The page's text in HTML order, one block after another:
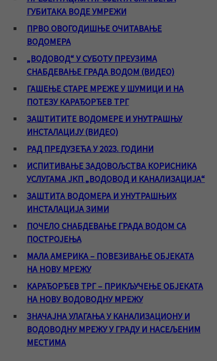
ГУБИТАКА ВОДЕ УМРЕЖИ
ПРВО ОВОГОДИШЊЕ ОЧИТАВАЊЕ
ВОДОМЕРА
„ВОДОВОД“ У СУБОТУ ПРЕУЗИМА
СНАБДЕВАЊЕ ГРАДА ВОДОМ (ВИДЕО)
ГАШЕЊЕ СТАРЕ МРЕЖЕ У ШУМИЦИ И НА
ПОТЕЗУ КАРАЂОРЂЕВ ТРГ
ЗАШТИТИТЕ ВОДОМЕРЕ И УНУТРАШЊУ
ИНСТАЛАЦИЈУ (ВИДЕО)
РАД ПРЕДУЗЕЋА У 2023. ГОДИНИ
ИСПИТИВАЊЕ ЗАДОВОЉСТВА КОРИСНИКА
УСЛУГАМА ЈКП „ВОДОВОД И КАНАЛИЗАЦИЈА“
ЗАШТИТА ВОДОМЕРА И УНУТРАШЊИХ
ИНСТАЛАЦИЈА ЗИМИ
ПОЧЕЛО СНАБДЕВАЊЕ ГРАДА ВОДОМ СА
ПОСТРОЈЕЊА
МАЛА АМЕРИКА – ПОВЕЗИВАЊЕ ОБЈЕКАТА
НА НОВУ МРЕЖУ
КАРАЂОРЂЕВ ТРГ – ПРИКЉУЧЕЊЕ ОБЈЕКАТА
НА НОВУ ВОДОВОДНУ МРЕЖУ
ЗНАЧАЈНА УЛАГАЊА У КАНАЛИЗАЦИОНУ И
ВОДОВОДНУ МРЕЖУ У ГРАДУ И НАСЕЉЕНИМ
МЕСТИМА